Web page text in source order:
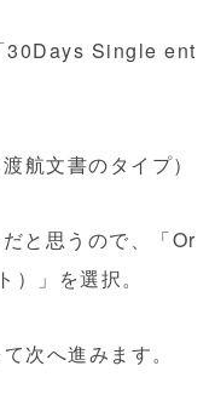
30Days Single ent
航文書のタイプ）
と思うので、「Or
」を選択。
次へ進みます。